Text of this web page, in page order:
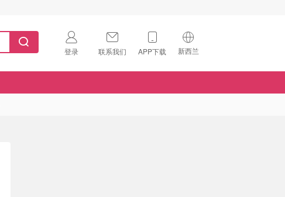
登录 联系我们 APP下载 新西兰
🇺🇸